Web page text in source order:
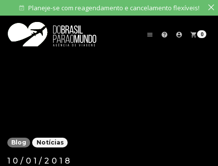
event_available Planeje-se com reagendamento e cancelamento flexíveis!
menu help account_circle shopping_cart 0
Blog Notícias
10/01/2018